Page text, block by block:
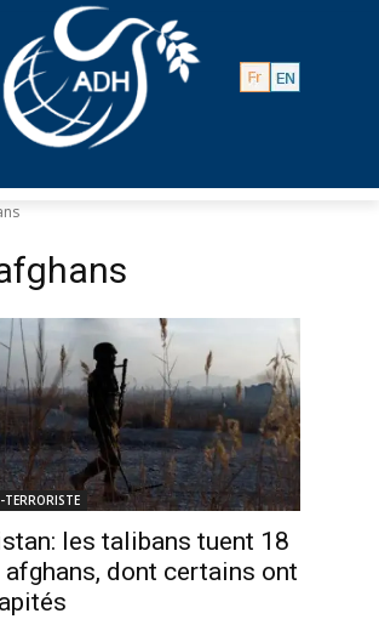
les talibans tuent 18
dont certains ont